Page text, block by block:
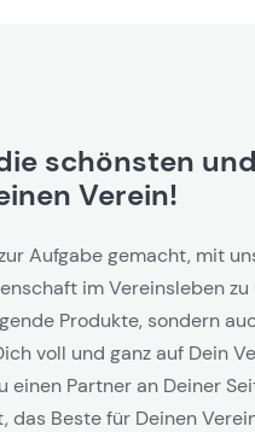
schönsten
Verein!
Aufgabe gemacht, mit
im Vereinsleben
Produkte, sondern
voll und ganz auf Dein
einen Partner an Deiner
das Beste für Deinen